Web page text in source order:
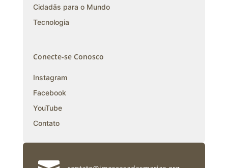
Cidadãs para o Mundo
Tecnologia
Conecte-se Conosco
Instagram
Facebook
YouTube
Contato